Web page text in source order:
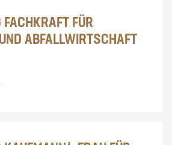
FÜR
ABFALLWIRTSCHAFT